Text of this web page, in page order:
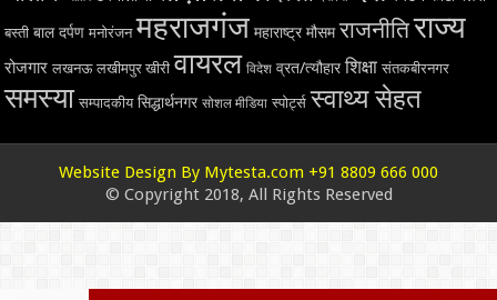
बस्ती बाल दर्पण मनोरंजन महराजगंज महाराष्ट्र मौसम राजनीतिराज्य
रोजगार लखनऊ लखीमपुर खीरी वायरल विदेश व्रत/त्यौहार शिक्षा संतकबीरनगर
समस्या सम्पादकीय सिद्धार्थनगर सोशल मीडिया स्पोर्ट्स स्वाथ्य सेहत
Website Design By Mytesta.com +91 8809 666 000
© Copyright 2018, All Rights Reserved